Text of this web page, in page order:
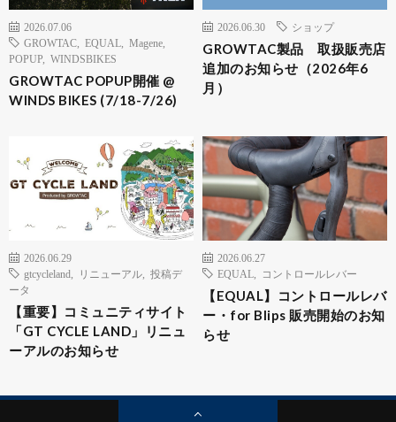
2026.07.06
GROWTAC
EQUAL Magene
POPUP
WINDSBIKES
GROWTAC POPUP開催 @
WINDS BIKES (7/18-7/26)
2026.06.30 ショップ
GROWTAC製品 取扱販売店
追加のお知らせ（2026年6
月）
2026.06.29
gtcycleland
リニューアル
投稿デ
ータ
【重要】コミュニティサイト
「GT CYCLE LAND」リニュ
ーアルのお知らせ
2026.06.27
EQUAL
コントロールレバー
【EQUAL】コントロールレバ
ー・for Blips 販売開始のお知
らせ